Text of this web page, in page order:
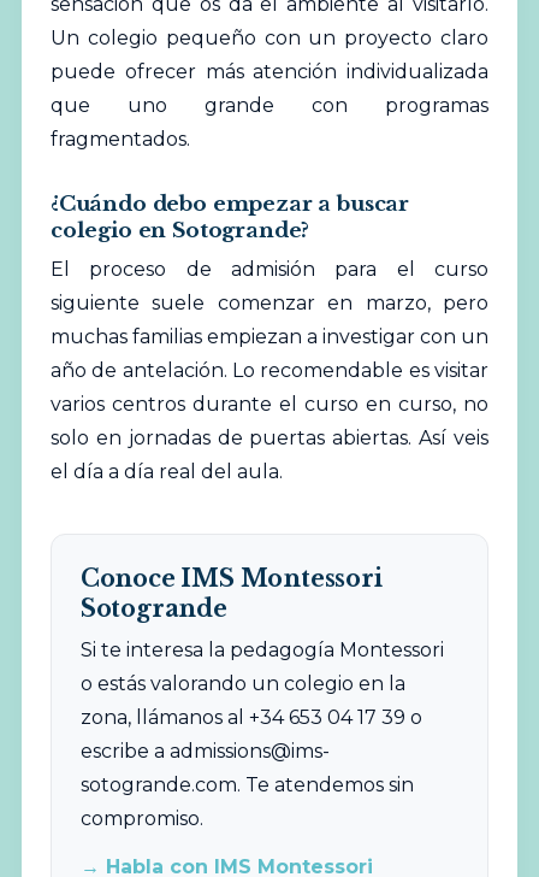
Un colegio pequeño con un proyecto claro
puede ofrecer más atención individualizada
que uno grande con programas
fragmentados.
¿Cuándo debo empezar a buscar
colegio en Sotogrande?
El proceso de admisión para el curso
siguiente suele comenzar en marzo, pero
muchas familias empiezan a investigar con un
año de antelación. Lo recomendable es visitar
varios centros durante el curso en curso, no
solo en jornadas de puertas abiertas. Así veis
el día a día real del aula.
Conoce IMS Montessori
Sotogrande
Si te interesa la pedagogía Montessori
o estás valorando un colegio en la
zona, llámanos al +34 653 04 17 39 o
escribe a admissions@ims-
sotogrande.com. Te atendemos sin
compromiso.
→ Habla con IMS Montessori